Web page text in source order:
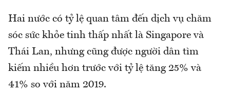
Hai nước có tỷ lệ quan tâm đến dịch vụ chăm
sóc sức khỏe tinh thấp nhất là Singapore và
Thái Lan, nhưng cũng được người dân tìm
kiếm nhiều hơn trước với tỷ lệ tăng 25% và
41% so với năm 2019.